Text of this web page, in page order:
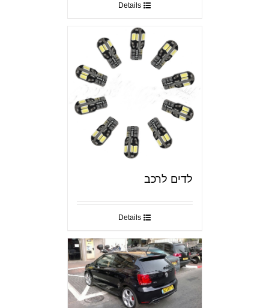
Details
לדים לרכב
Details